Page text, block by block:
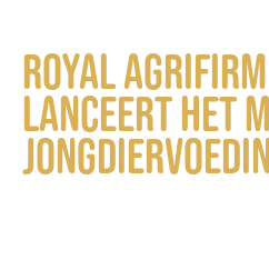
Royal
lanceert het